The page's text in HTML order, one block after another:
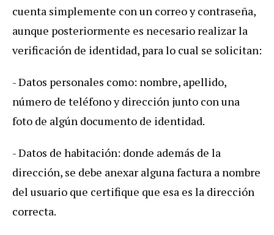
cuenta simplemente con un correo y contraseña,
aunque posteriormente es necesario realizar la
verificación de identidad, para lo cual se solicitan:
- Datos personales como: nombre, apellido,
número de teléfono y dirección junto con una
foto de algún documento de identidad.
- Datos de habitación: donde además de la
dirección, se debe anexar alguna factura a nombre
del usuario que certifique que esa es la dirección
correcta.